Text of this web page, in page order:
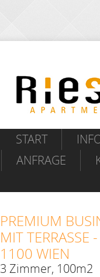
START
ANFRAGE
PREMIUM
MIT TERRASSE
1100 WIEN
3 Zimmer, 100m2